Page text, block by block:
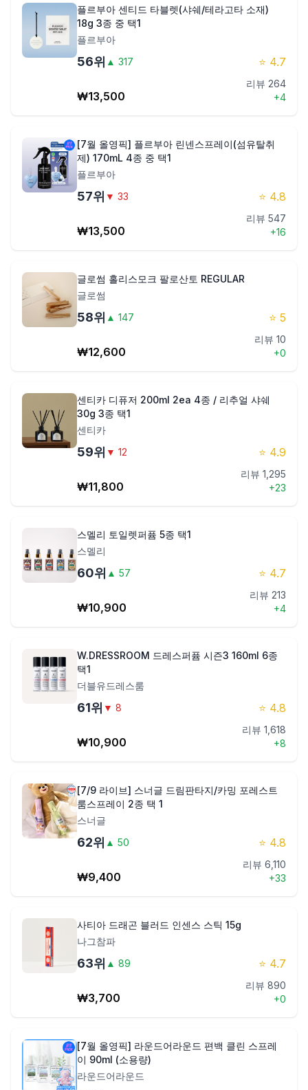
플르부아 센티드 타블렛(샤쉐/테라고타 소재)
18g 3종 중 택1
플르부아
56위 ▲ 317 ⭐ 4.7
₩13,500
리뷰 264
+4
[7월 올영픽] 플르부아 린넨스프레이(섬유탈취
제) 170mL 4종 중 택1
플르부아
57위 ▼ 33 ⭐ 4.8
₩13,500
리뷰 547
+16
글로썸 홀리스모크 팔로산토 REGULAR
글로썸
58위 ▲ 147 ⭐ 5
₩12,600
리뷰 10
+0
센티카 디퓨저 200ml 2ea 4종 / 리추얼 샤쉐
30g 3종 택1
센티카
59위 ▼ 12 ⭐ 4.9
₩11,800
리뷰 1,295
+23
스멜리 토일렛퍼퓸 5종 택1
스멜리
60위 ▲ 57 ⭐ 4.7
₩10,900
리뷰 213
+4
W.DRESSROOM 드레스퍼퓸 시즌3 160ml 6종
택1
더블유드레스룸
61위 ▼ 8 ⭐ 4.8
₩10,900
리뷰 1,618
+8
[7/9 라이브] 스너글 드림판타지/카밍 포레스트
룸스프레이 2종 택 1
스너글
62위 ▲ 50 ⭐ 4.8
₩9,400
리뷰 6,110
+33
사티아 드래곤 블러드 인센스 스틱 15g
나그참파
63위 ▲ 89 ⭐ 4.7
₩3,700
리뷰 890
+0
[7월 올영픽] 라운드어라운드 편백 클린 스프레
이 90ml (소용량)
라운드어라운드